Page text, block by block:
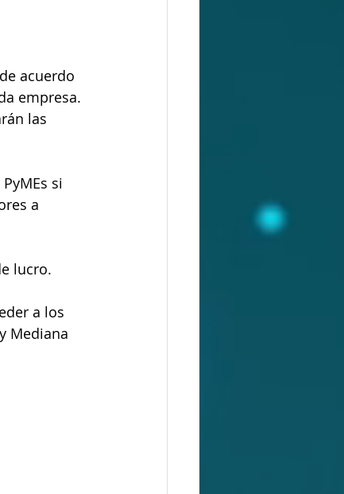
acuerdo
empresa.
las
si
a
lucro.
a los
Mediana